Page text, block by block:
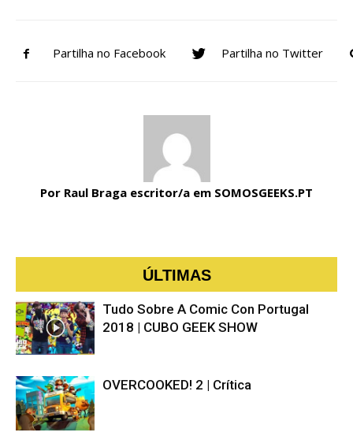
Partilha no Facebook Partilha no Twitter
Por Raul Braga escritor/a em SOMOSGEEKS.PT
ÚLTIMAS
Tudo Sobre A Comic Con Portugal
2018 | CUBO GEEK SHOW
OVERCOOKED! 2 | Crítica